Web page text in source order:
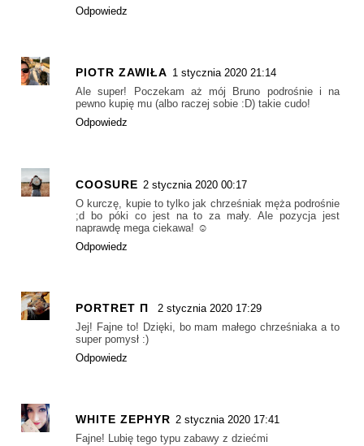
Odpowiedz
PIOTR ZAWIŁA 1 stycznia 2020 21:14
Ale super! Poczekam aż mój Bruno podrośnie i na
pewno kupię mu (albo raczej sobie :D) takie cudo!
Odpowiedz
COOSURE 2 stycznia 2020 00:17
O kurczę, kupie to tylko jak chrześniak męża podrośnie
;d bo póki co jest na to za mały. Ale pozycja jest
naprawdę mega ciekawa! ☺
Odpowiedz
PORTRET Π
2 stycznia 2020 17:29
Jej! Fajne to! Dzięki, bo mam małego chrześniaka a to
super pomysł :)
Odpowiedz
WHITE ZEPHYR 2 stycznia 2020 17:41
Fajne! Lubię tego typu zabawy z dziećmi